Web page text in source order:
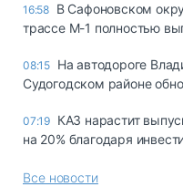
16:58 В Сафоновском
трассе М-1 полностью
08:15 На автодороге
Судогодском районе
07:19 КАЗ нарастит
на 20% благодаря
Все новости